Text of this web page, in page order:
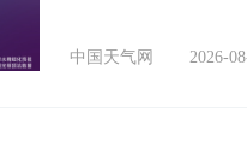
中国天气网 2026-